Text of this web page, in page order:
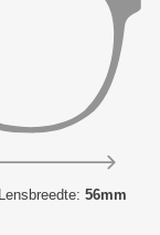
Lensbreedte: 56mm